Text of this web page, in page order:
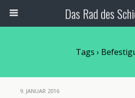
Das Rad des
Tags ›
9. JANUAR 2016